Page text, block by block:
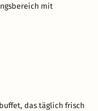
mit
das täglich frisch